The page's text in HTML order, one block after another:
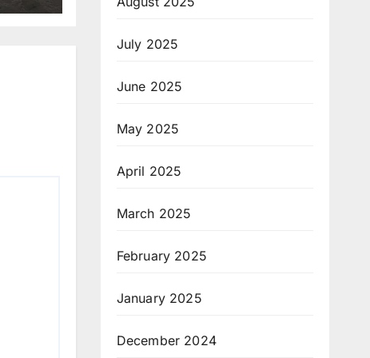
July 2025
June 2025
May 2025
April 2025
March 2025
February 2025
January 2025
December 2024